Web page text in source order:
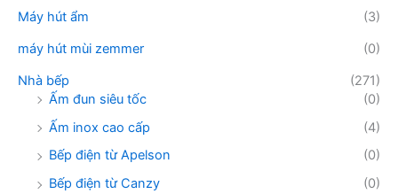
Máy hút ẩm
(3)
máy hút mùi zemmer
(0)
Nhà bếp
(271)
Ấm đun siêu tốc
(0)
Ấm inox cao cấp
(4)
Bếp điện từ Apelson
(0)
Bếp điện từ Canzy
(0)